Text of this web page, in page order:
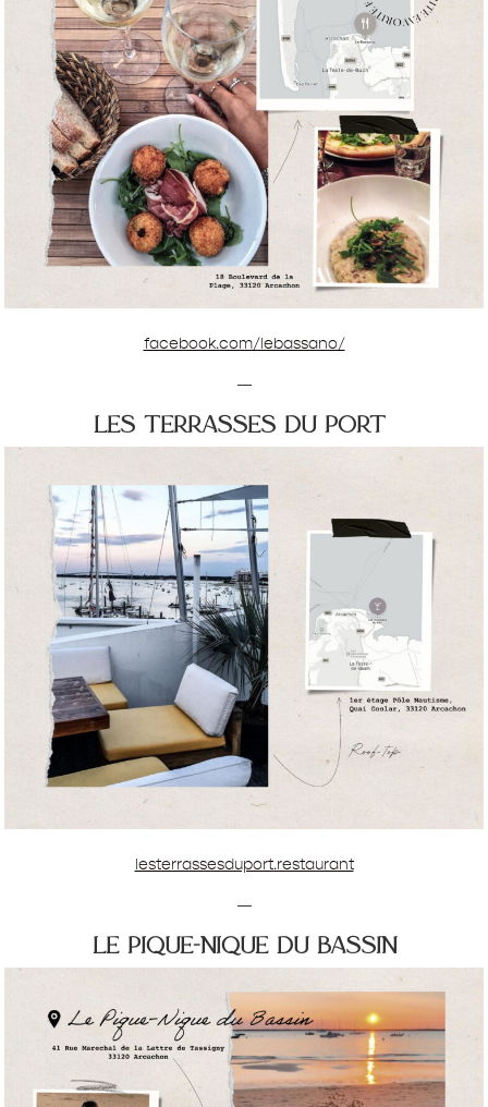
facebook.com/lebassano/
—
les terrasses du port
lesterrassesduport.restaurant
—
le pique-nique du bassin